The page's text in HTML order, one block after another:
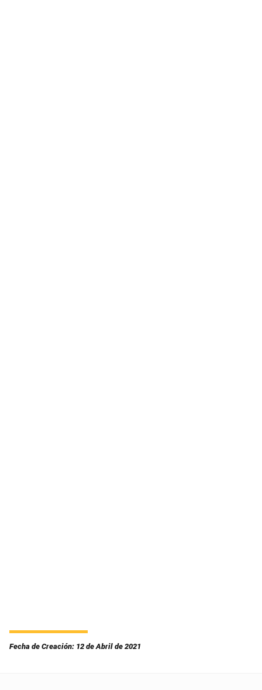
Fecha de Creación: 12 de Abril de 2021